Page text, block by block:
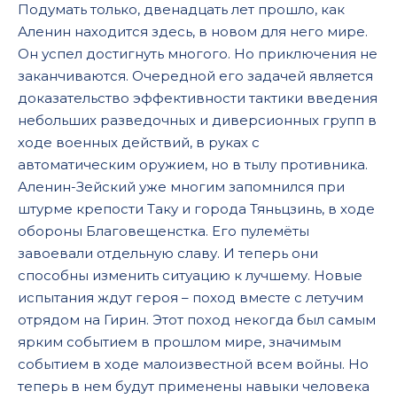
17
19
21
22
Подумать только, двенадцать лет прошло, как
Аленин находится здесь, в новом для него мире.
Он успел достигнуть многого. Но приключения не
заканчиваются. Очередной его задачей является
доказательство эффективности тактики введения
небольших разведочных и диверсионных групп в
ходе военных действий, в руках с
автоматическим оружием, но в тылу противника.
Аленин-Зейский уже многим запомнился при
штурме крепости Таку и города Тяньцзинь, в ходе
обороны Благовещенстка. Его пулемёты
завоевали отдельную славу. И теперь они
способны изменить ситуацию к лучшему. Новые
испытания ждут героя – поход вместе с летучим
отрядом на Гирин. Этот поход некогда был самым
ярким событием в прошлом мире, значимым
событием в ходе малоизвестной всем войны. Но
теперь в нем будут применены навыки человека